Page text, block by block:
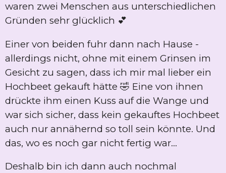
waren zwei Menschen aus unterschiedlichen
Gründen sehr glücklich 💕
Einer von beiden fuhr dann nach Hause -
allerdings nicht, ohne mit einem Grinsen im
Gesicht zu sagen, dass ich mir mal lieber ein
Hochbeet gekauft hätte 🤣 Eine von ihnen
drückte ihm einen Kuss auf die Wange und
war sich sicher, dass kein gekauftes Hochbeet
auch nur annähernd so toll sein könnte. Und
das, wo es noch gar nicht fertig war...
Deshalb bin ich dann auch nochmal